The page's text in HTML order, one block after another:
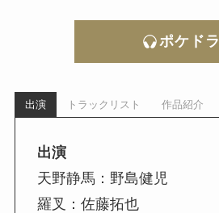
ポケドラ
出演 トラックリスト 作品紹介
出演
天野静馬：野島健児
羅叉：佐藤拓也